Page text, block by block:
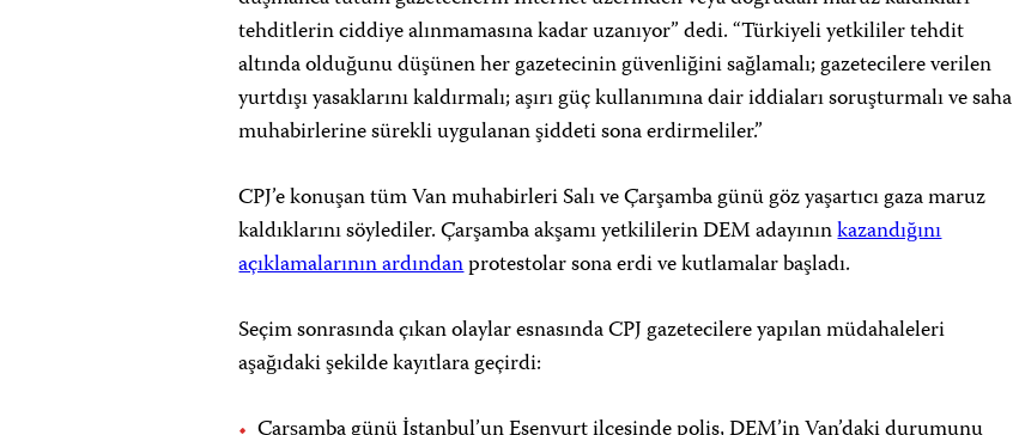
tehditlerin ciddiye alınmamasına kadar uzanıyor” dedi. “Türkiyeli yetkililer tehdit
altında olduğunu düşünen her gazetecinin güvenliğini sağlamalı; gazetecilere verilen
yurtdışı yasaklarını kaldırmalı; aşırı güç kullanımına dair iddiaları soruşturmalı ve saha
muhabirlerine sürekli uygulanan şiddeti sona erdirmeliler.”
CPJ’e konuşan tüm Van muhabirleri Salı ve Çarşamba günü göz yaşartıcı gaza maruz
kaldıklarını söylediler. Çarşamba akşamı yetkililerin DEM adayınınkazandığını
açıklamalarının ardındanprotestolar sona erdi ve kutlamalar başladı.
Seçim sonrasında çıkan olaylar esnasında CPJ gazetecilere yapılan müdahaleleri
aşağıdaki şekilde kayıtlara geçirdi: